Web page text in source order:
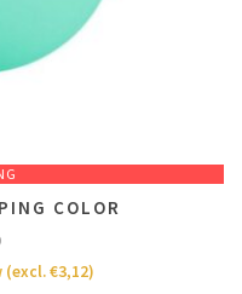
COLOR
(excl.€3,12)